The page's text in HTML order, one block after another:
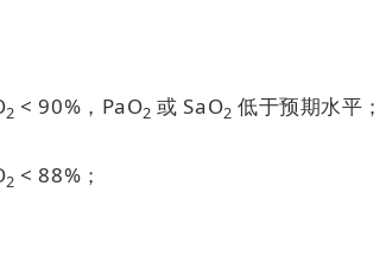
2 < 90%，PaO2 或 SaO2 低于预期水平；
2 < 88%；